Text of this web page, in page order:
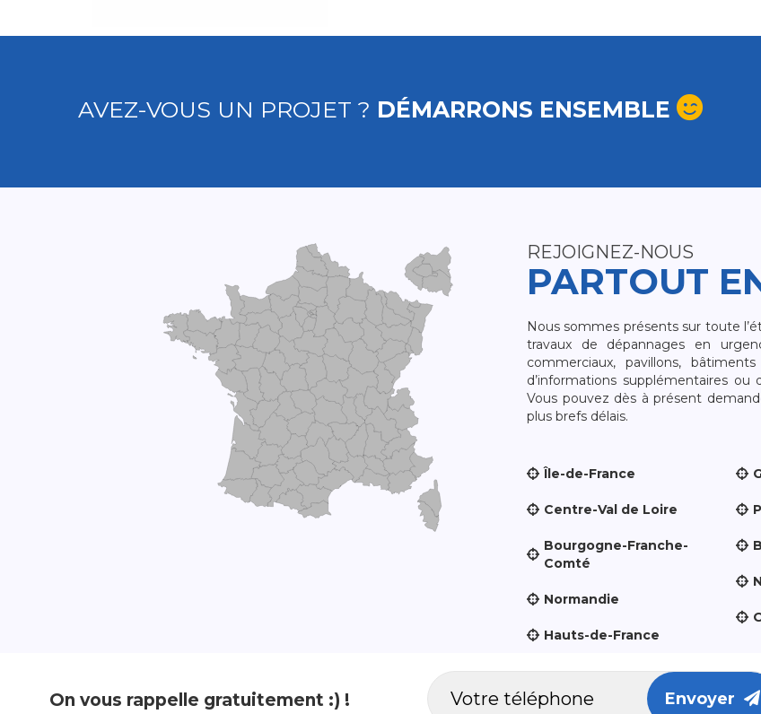
AVEZ-VOUS UN PROJET ? DÉMARRONS ENSEMBLE
REJOIGNEZ-NOUS
PARTOUT
Nous sommes présents sur toute
travaux de dépannages en
commerciaux, pavillons,
d’informations supplémentaires
Vous pouvez dès à présent
plus brefs délais.
Île-de-France
Centre-Val de Loire
Bourgogne-Franche-
Comté
Normandie
Hauts-de-France
On vous rappelle gratuitement :) ! Envoyer